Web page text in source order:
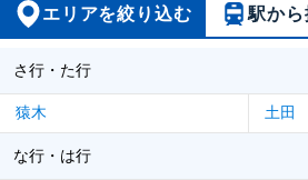
エリアを絞り込む 駅から
さ行・た行
猿木 土田
な行・は行